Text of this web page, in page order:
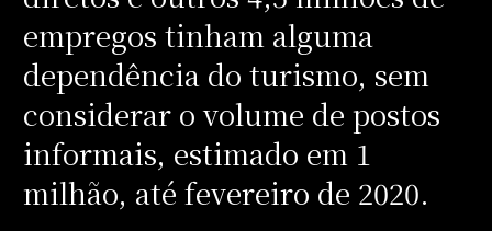
empregos tinham alguma
dependência do turismo, sem
considerar o volume de postos
informais, estimado em 1
milhão, até fevereiro de 2020.